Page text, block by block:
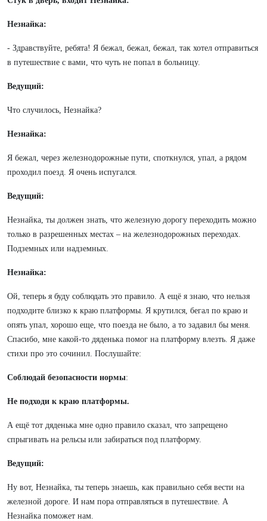
Незнайка:
- Здравствуйте, ребята! Я бежал, бежал, бежал, так хотел отправиться
в путешествие с вами, что чуть не попал в больницу.
Ведущий:
Что случилось, Незнайка?
Незнайка:
Я бежал, через железнодорожные пути, споткнулся, упал, а рядом
проходил поезд. Я очень испугался.
Ведущий:
Незнайка, ты должен знать, что железную дорогу переходить можно
только в разрешенных местах – на железнодорожных переходах.
Подземных или надземных.
Незнайка:
Ой, теперь я буду соблюдать это правило. А ещё я знаю, что нельзя
подходите близко к краю платформы. Я крутился, бегал по краю и
опять упал, хорошо еще, что поезда не было, а то задавил бы меня.
Спасибо, мне какой-то дяденька помог на платформу влезть. Я даже
стихи про это сочинил. Послушайте:
Соблюдай безопасности нормы:
Не подходи к краю платформы.
А ещё тот дяденька мне одно правило сказал, что запрещено
спрыгивать на рельсы или забираться под платформу.
Ведущий:
Ну вот, Незнайка, ты теперь знаешь, как правильно себя вести на
железной дороге. И нам пора отправляться в путешествие. А
Незнайка поможет нам.